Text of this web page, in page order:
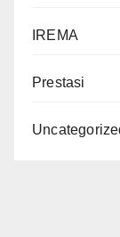
IREMA
Prestasi